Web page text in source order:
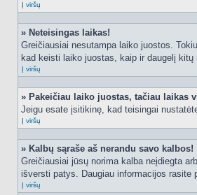
Į viršų
» Neteisingas laikas!
Greičiausiai nesutampa laiko juostos.
kad keisti laiko juostas, kaip ir daugelį
Į viršų
» Pakeičiau laiko juostas, tačiau laikas
Jeigu esate įsitikinę, kad teisingai
Į viršų
» Kalbų sąraše aš nerandu savo kalbos!
Greičiausiai jūsų norima kalba neįdiegta
išversti patys. Daugiau informacijos rasite
Į viršų